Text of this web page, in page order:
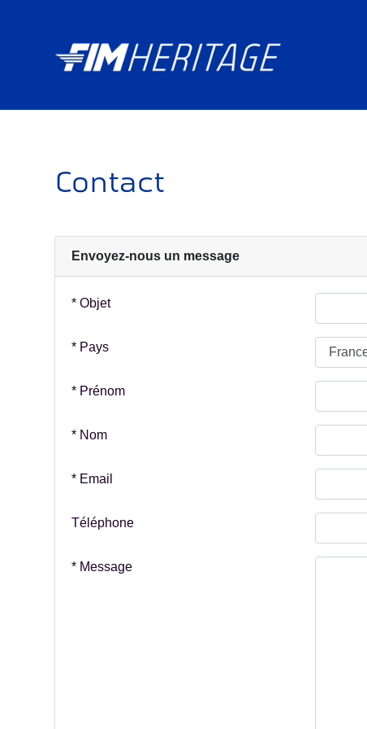
Contact
Envoyez-nous un message
* Objet
* Pays
* Prénom
* Nom
* Email
Téléphone
* Message